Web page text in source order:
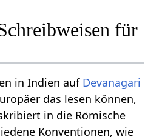
für
in Indien auf Devanagari
das lesen können,
in die Römische
Konventionen, wie